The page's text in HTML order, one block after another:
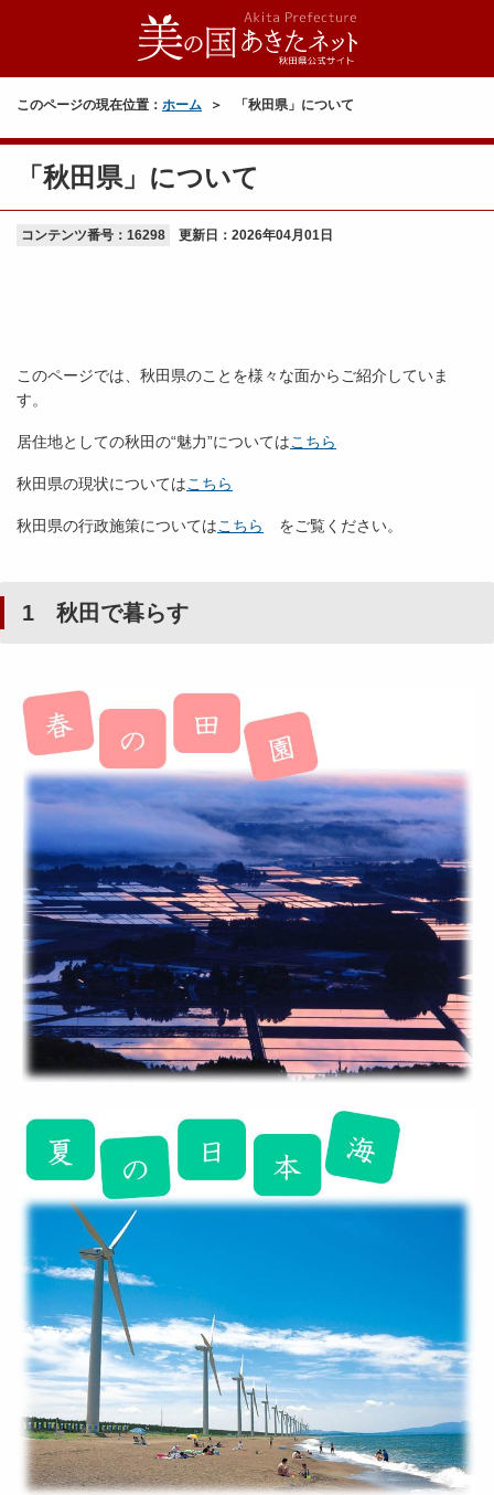
このページの現在位置： ホーム 「秋田県」について
「秋田県」について
コンテンツ番号：16298 更新日： 2026年04月01日
このページでは、秋田県のことを様々な面からご紹介していま
す。
居住地としての秋田の“魅力”についてはこちら
秋田県の現状についてはこちら
秋田県の行政施策についてはこちら をご覧ください。
1 秋田で暮らす